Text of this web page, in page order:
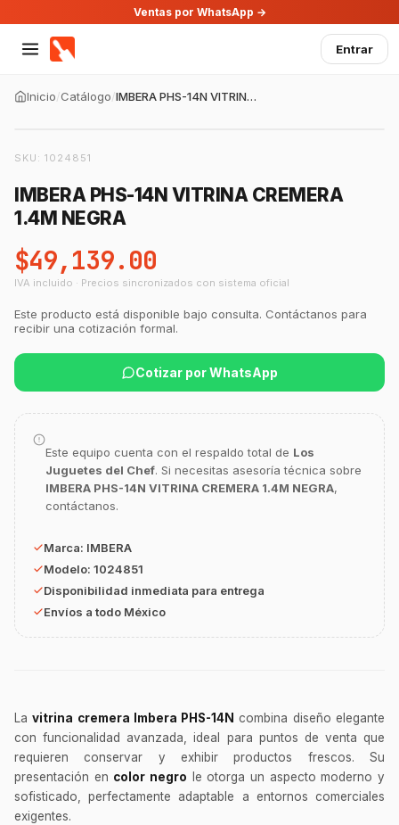
Ventas por WhatsApp →
Entrar
Inicio/Catálogo/ IMBERA PHS-14N VITRINA CREMERA 1.4M NEGRA
SKU: 1024851
IMBERA PHS-14N VITRINA CREMERA
1.4M NEGRA
$49,139.00
IVA incluido · Precios sincronizados con sistema oficial
Este producto está disponible bajo consulta. Contáctanos para
recibir una cotización formal.
Cotizar por WhatsApp
Este equipo cuenta con el respaldo total de Los
Juguetes del Chef. Si necesitas asesoría técnica sobre
IMBERA PHS-14N VITRINA CREMERA 1.4M NEGRA,
contáctanos.
Marca: IMBERA
Modelo: 1024851
Disponibilidad inmediata para entrega
Envíos a todo México
Lavitrina cremera Imbera PHS-14N combina diseño elegante
con funcionalidad avanzada, ideal para puntos de venta que
requieren conservar y exhibir productos frescos. Su
presentación en color negro le otorga un aspecto moderno y
sofisticado, perfectamente adaptable a entornos comerciales
exigentes.
Asesor Chef Online
¡Hola Chef! 🍳 Soy GastroBot, tu asesor
Ver uniformes y filipinas
Métodos de envío y entrega
Ver sucursales y contacto